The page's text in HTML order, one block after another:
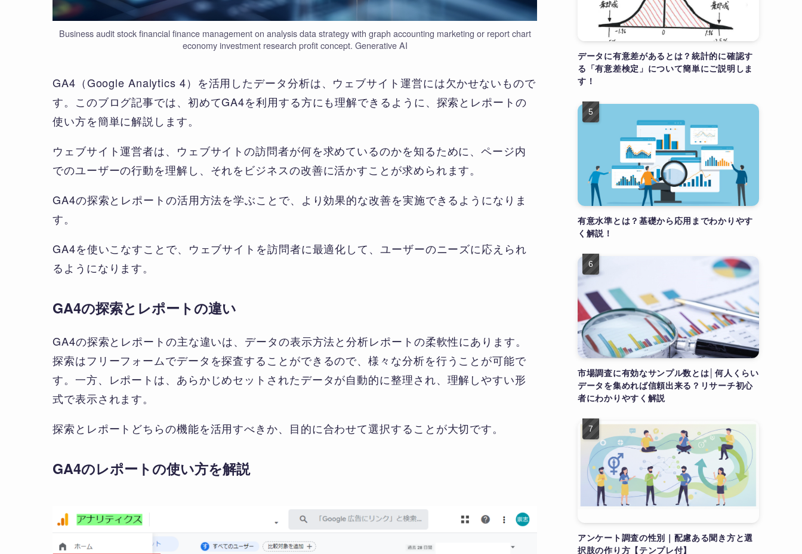
Business audit stock financial finance management on analysis data strategy with graph accounting marketing or report chart
economy investment research profit concept. Generative AI
GA4（Google Analytics 4）を活用したデータ分析は、ウェブサイト運営には欠かせないもので
す。このブログ記事では、初めてGA4を利用する方にも理解できるように、探索とレポートの
使い方を簡単に解説します。
ウェブサイト運営者は、ウェブサイトの訪問者が何を求めているのかを知るために、ページ内
でのユーザーの行動を理解し、それをビジネスの改善に活かすことが求められます。
GA4の探索とレポートの活用方法を学ぶことで、より効果的な改善を実施できるようになりま
す。
GA4を使いこなすことで、ウェブサイトを訪問者に最適化して、ユーザーのニーズに応えられ
るようになります。
GA4の探索とレポートの違い
GA4の探索とレポートの主な違いは、データの表示方法と分析レポートの柔軟性にあります。
探索はフリーフォームでデータを探査することができるので、様々な分析を行うことが可能で
す。一方、レポートは、あらかじめセットされたデータが自動的に整理され、理解しやすい形
式で表示されます。
探索とレポートどちらの機能を活用すべきか、目的に合わせて選択することが大切です。
GA4のレポートの使い方を解説
データに有意差があるとは？統計的に確認す
る「有意差検定」について簡単にご説明しま
す！
有意水準とは？基礎から応用までわかりやす
く解説！
市場調査に有効なサンプル数とは│何人くらい
データを集めれば信頼出来る？リサーチ初心
者にわかりやすく解説
アンケート調査の性別｜配慮ある聞き方と選
択肢の作り方【テンプレ付】